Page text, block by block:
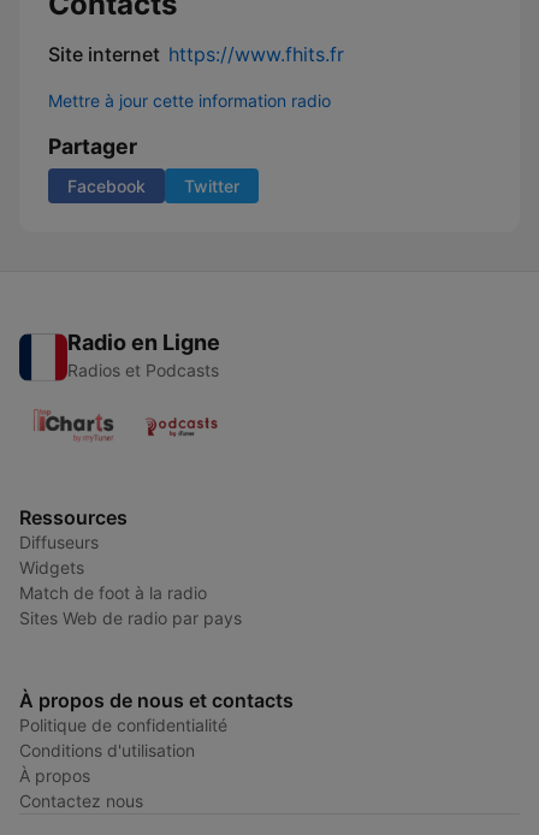
Site internet https://www.fhits.fr
Mettre à jour cette information radio
Partager
Facebook Twitter
Radio en Ligne
Radios et Podcasts
Ressources
Diffuseurs
Widgets
Match de foot à la radio
Sites Web de radio par pays
À propos de nous et contacts
Politique de confidentialité
Conditions d'utilisation
À propos
Contactez nous